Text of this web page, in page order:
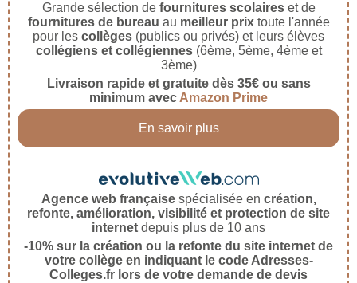
Grande sélection de fournitures scolaireset de
fournitures de bureau au meilleur prixtoute l'année
pour les collèges (publics ou privés) et leurs élèves
collégiens et collégiennes(6ème, 5ème, 4ème et
3ème)
Livraison rapide et gratuite dès 35€ ou sans
minimum avec Amazon Prime
En savoir plus
Agence web françaisespécialisée en création,
refonte, amélioration, visibilité et protection de site
internet depuis plus de 10 ans
-10% sur la création ou la refonte du site internet de
votre collège en indiquant le code Adresses-
Colleges.fr lors de votre demande de devis